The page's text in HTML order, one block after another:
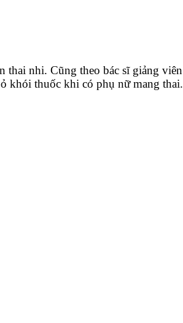
thai nhi. Cũng theo bác sĩ giảng viên
khói thuốc khi có phụ nữ mang thai.